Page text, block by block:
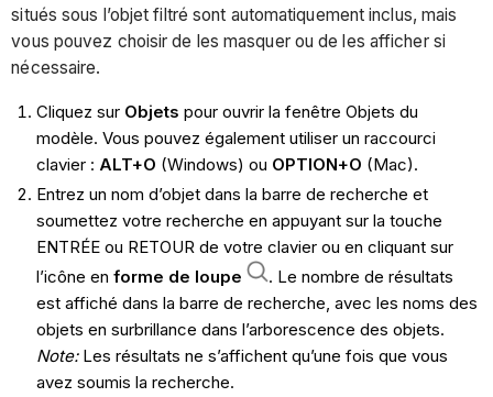
situés sous l’objet filtré sont automatiquement inclus, mais
vous pouvez choisir de les masquer ou de les afficher si
nécessaire.
Cliquez sur Objets pour ouvrir la fenêtre Objets du
modèle. Vous pouvez également utiliser un raccourci
clavier : ALT+O (Windows) ou OPTION+O (Mac).
Entrez un nom d’objet dans la barre de recherche et
soumettez votre recherche en appuyant sur la touche
ENTRÉE ou RETOUR de votre clavier ou en cliquant sur
l’icône en forme de loupe
. Le nombre de résultats
est affiché dans la barre de recherche, avec les noms des
objets en surbrillance dans l’arborescence des objets.
Note:Les résultats ne s’affichent qu’une fois que vous
avez soumis la recherche.